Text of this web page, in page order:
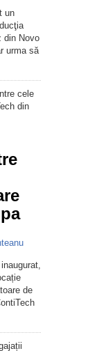
un
din Novo
urma să
de